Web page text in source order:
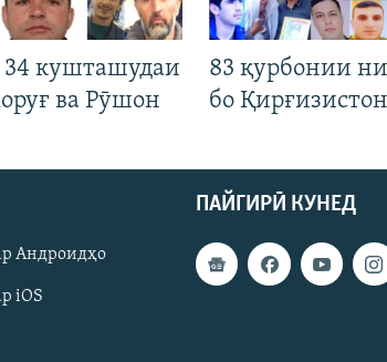
кушташудаи
ва Рӯшон
83 қурбонии
бо Қирғизистон
ПАЙГИРӢ КУНЕД
Андроидҳо
iOS